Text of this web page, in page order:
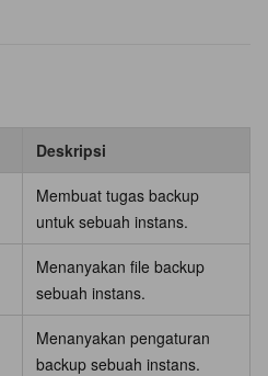
Deskripsi
Membuat tugas backup
untuk sebuah instans.
Menanyakan file backup
sebuah instans.
Menanyakan pengaturan
backup sebuah instans.